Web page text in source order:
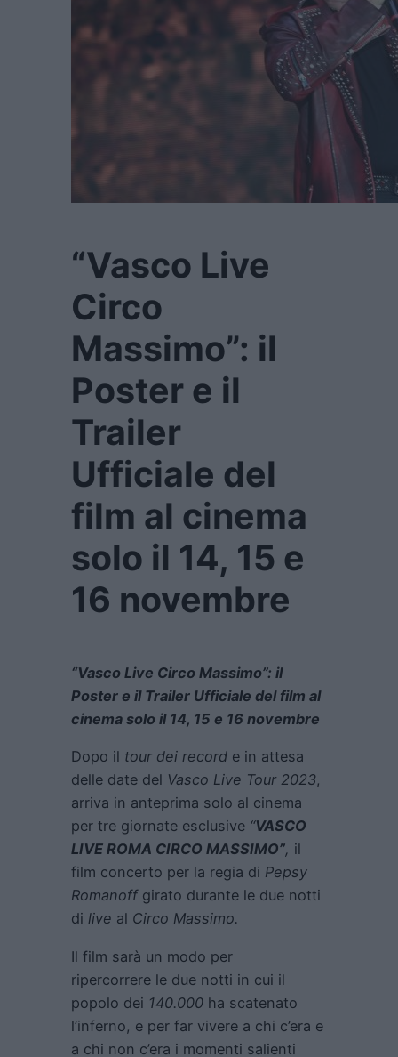
“Vasco Live
Circo
Massimo”: il
Poster e il
Trailer
Ufficiale del
film al cinema
solo il 14, 15 e
16 novembre
“Vasco Live Circo Massimo”: il
Poster e il Trailer Ufficiale del film al
cinema solo il 14, 15 e 16 novembre
Dopo il tour dei record e in attesa
delle date del Vasco Live Tour 2023,
arriva in anteprima solo al cinema
per tre giornate esclusive “VASCO
LIVE ROMA CIRCO MASSIMO”, il
film concerto per la regia di Pepsy
Romanoffgirato durante le due notti
di live al Circo Massimo.
Il film sarà un modo per
ripercorrere le due notti in cui il
popolo dei 140.000 ha scatenato
l’inferno, e per far vivere a chi c’era e
a chi non c’era i momenti salienti